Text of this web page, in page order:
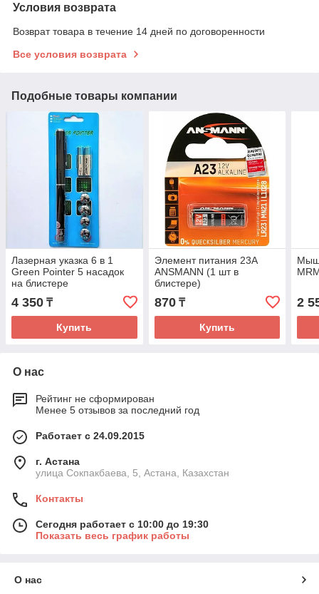
Условия возврата
Возврат товара в течение 14 дней по договоренности
Все условия возврата
Подобные товары компании
Лазерная указка 6 в 1
Green Pointer 5 насадок
на блистере
4 350 ₸
Купить
Элемент питания 23A
ANSMANN (1 шт в
блистере)
870₸
Купить
2
О нас
Рейтинг не сформирован
Менее 5 отзывов за последний год
Работает с 24.09.2015
г. Астана
улица Сокпакбаева, 5, Астана, Казахстан
Контакты
Сегодня работает с 10:00 до 19:30
Показать весь график работы
О нас